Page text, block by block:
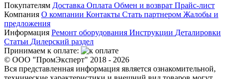
Покупателям Доставка Оплата Обмен и возврат Прайс-лист
Компания О компании Контакты Стать партнером Жалобы и
предложения
Информация Ремонт оборудования Инструкции Деталировки
Статьи Дилерский раздел
Принимаем к оплате:
© ООО "ПромЭксперт" 2018 - 2026
Вся представленная информация является ознакомительной,